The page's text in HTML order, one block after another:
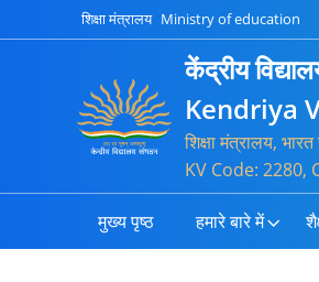
शिक्षा मंत्रालय Ministry of education
केंद्रीय
Kendriya
शिक्षा मंत्रालय,
KV Code: 2280,
मुख्य पृष्ठ हमारे बारे में